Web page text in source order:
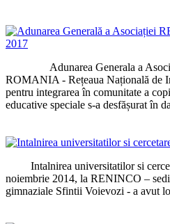
Adunarea Generala a
ROMANIA - Rețeaua Națională de
pentru integrarea în comunitate a
educative speciale s-a desfășurat în
Intalnirea universitatilor si
noiembrie 2014, la RENINCO –
gimnaziale Sfintii Voievozi - a avut